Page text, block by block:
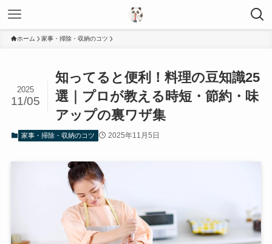
ホーム 家事・掃除・収納のコツ
知ってると便利！料理の豆知識25
選｜プロが教える時短・節約・味
アップの裏ワザ集
2025
11/05
家事・掃除・収納のコツ 2025年11月5日